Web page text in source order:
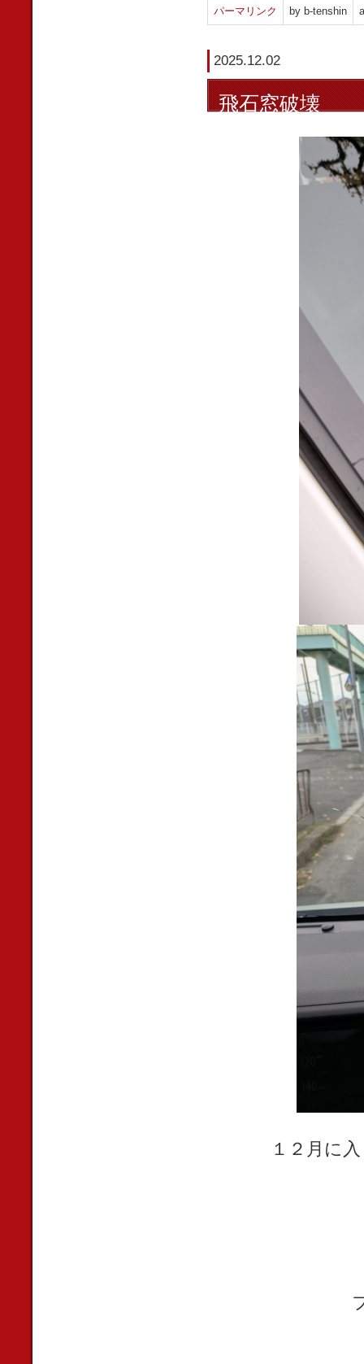
パーマリンク by b-tenshin
2025.12.02
飛石窓破壊
１２月に